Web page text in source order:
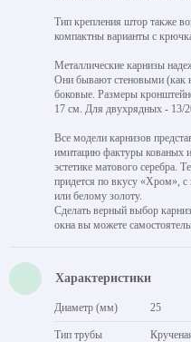
Тип крепления штор также
компактны варианты с
Металлические карнизы
Они бывают стеновыми (как
боковые. Размеры
17 см. Для двухрядных - 13/
Все модели карнизов
имитацию фактуры кованых
эстетике матового серебра.
придется по вкусу «Хром»,
или белому золоту.
Сделать верный выбор
окна вы можете
Характеристики
Диаметр (мм) 25
Тип трубы